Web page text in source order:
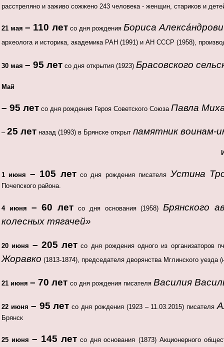
расстреляно и заживо сожжено 243 человека - женщин, стариков и
21 мая– 110 летсо дня рожденияБориса
археолога и историка, академика РАН (1991) и АН СССР (1958),
30 мая – 95 лет со дня открытия (1923) Брасовского
Май
– 95 лет со дня рождения Героя Советского Союза Павла
– 25 лет назад (1993) в Брянске открыт памятник воинам-
1 июня – 105 летсо дня рождения писателя Устина
Почепского района.
4 июня – 60 лет со дня основания (1958)Брянского
колесных тягачей»
20 июня – 205 лет со дня рождения одного из организаторов
Жоравко (1813-1874), председателя дворянства Мглинского
21 июня – 70 лет со дня рождения писателя Василия
22 июня – 95 лет со дня рождения (1923 – 11.03.2015) писателя
Брянск
25 июня – 145 летсо дня основания (1873) Акционерного